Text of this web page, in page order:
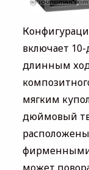
включает
длинным
мягким
дюймовый
фирменными